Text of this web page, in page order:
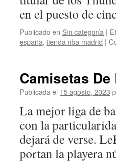
en el puesto de
Publicado en Sin categoría |
españa, tienda nba madrid |
Camisetas De
Publicada el 15 agosto, 2023
La mejor liga de
con la
dejará de verse.
portan la playera